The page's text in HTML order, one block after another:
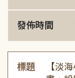
發佈時間
標題
【淡